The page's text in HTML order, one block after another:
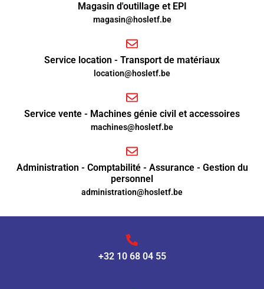
Magasin d'outillage et EPI
magasin@hosletf.be
Service location - Transport de matériaux
location@hosletf.be
Service vente - Machines génie civil et accessoires
machines@hosletf.be
Administration - Comptabilité - Assurance - Gestion du
personnel
administration@hosletf.be
+32 10 68 04 55